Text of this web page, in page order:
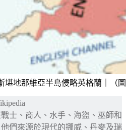
堪地那維亞半島侵略英格蘭｜（
士、商人、水手、海盜、巫師和
們來源於現代的挪威、丹麥及瑞